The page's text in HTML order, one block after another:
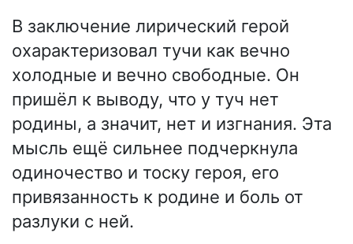
В заключение лирический герой
охарактеризовал тучи как вечно
холодные и вечно свободные. Он
пришёл к выводу, что у туч нет
родины, а значит, нет и изгнания. Эта
мысль ещё сильнее подчеркнула
одиночество и тоску героя, его
привязанность к родине и боль от
разлуки с ней.